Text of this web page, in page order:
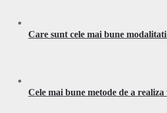
Care sunt cele mai bune
Cele mai bune metode de a